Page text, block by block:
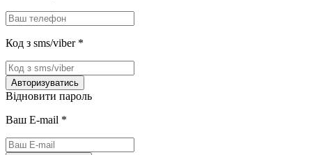
Код з sms/viber *
Авторизуватись
Відновити пароль
Ваш E-mail *